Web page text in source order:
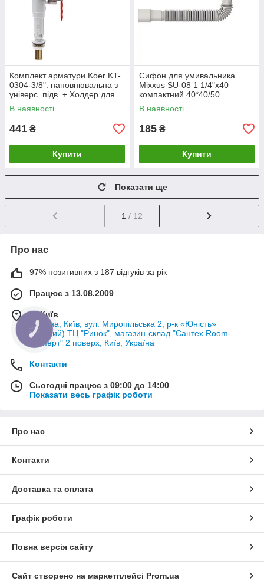
Комплект арматури Koer KT-
0304-3/8": наповнювальна з
універс. підв. + Холдер для
пігулок для унітаз
В наявності
441 ₴
Купити
Сифон для умивальника
Mixxus SU-08 1 1/4"x40
компактний 40*40/50
(MI8188)
В наявності
185 ₴
Купити
Показати ще
1 / 12
Про нас
97% позитивних з 187 відгуків за рік
Працює з 13.08.2009
м. Київ
Україна, Київ, вул. Миропільська 2, р-к «Юність»
(Лісовий) ТЦ "Ринок", магазин-склад "Сантех Room-
Експерт" 2 поверх, Київ, Україна
Контакти
Сьогодні працює з 09:00 до 14:00
Показати весь графік роботи
Про нас
Контакти
Доставка та оплата
Графік роботи
Повна версія сайту
Сайт створено на маркетплейсі Prom.ua
КНОПКА
ЗВ'ЯЗКУ